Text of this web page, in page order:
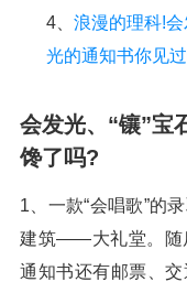
4、 浪漫的理科!
光的通知书你见
会发光、“镶”宝
馋了吗?
1、一款“会唱歌”的
建筑——大礼堂。随
通知书还有邮票、